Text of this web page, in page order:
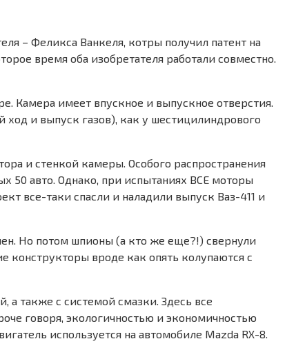
– Феликса Ванкеля, котры получил патент на
время оба изобретателя работали совместно.
Камера имеет впускное и выпускное отверстия.
ход и выпуск газов), как у шестицилиндрового
и стенкой камеры. Особого распространения
50 авто. Однако, при испытаниях ВСЕ моторы
все-таки спасли и наладили выпуск Ваз-411 и
Но потом шпионы (а кто же еще?!) свернули
конструкторы вроде как опять колупаются с
а также с системой смазки. Здесь все
говоря, экологичностью и экономичностью
используется на автомобиле Mazda RX-8.